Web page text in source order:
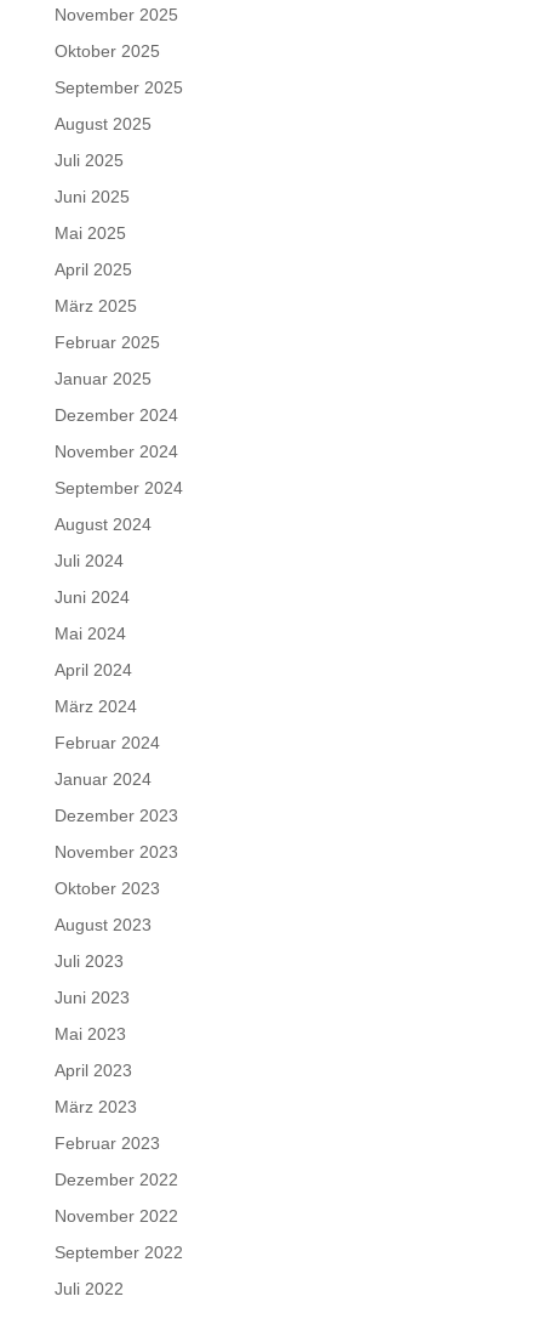
November 2025
Oktober 2025
September 2025
August 2025
Juli 2025
Juni 2025
Mai 2025
April 2025
März 2025
Februar 2025
Januar 2025
Dezember 2024
November 2024
September 2024
August 2024
Juli 2024
Juni 2024
Mai 2024
April 2024
März 2024
Februar 2024
Januar 2024
Dezember 2023
November 2023
Oktober 2023
August 2023
Juli 2023
Juni 2023
Mai 2023
April 2023
März 2023
Februar 2023
Dezember 2022
November 2022
September 2022
Juli 2022